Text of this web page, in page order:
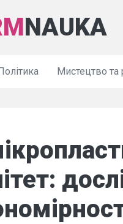
NAUKA
Мистецтво та